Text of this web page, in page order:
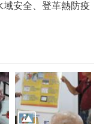
安全、登革熱防疫